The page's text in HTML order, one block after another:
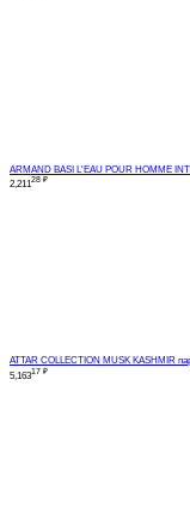
ARMAND BASI L'EAU POUR HOMME
2,21128 ₽
ATTAR COLLECTION MUSK KASHMIR
5,16317 ₽